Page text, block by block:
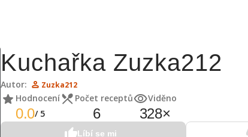
Kuchařka Zuzka212
Autor: Zuzka212
Hodnocení
0.0/ 5
Počet receptů
6
Viděno
328×
Líbí se mi